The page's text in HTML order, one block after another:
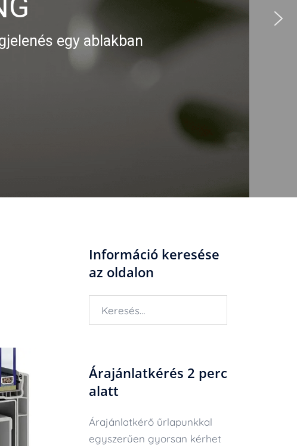
egy ablakban
Információ keresése
az oldalon
Árajánlatkérés 2 perc
alatt
Árajánlatkérő űrlapunkkal
egyszerűen gyorsan kérhet